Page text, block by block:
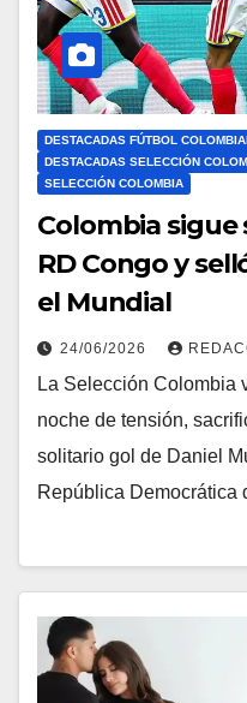
DESTACADAS FÚTBOL
DESTACADAS SELECCIÓN
SELECCIÓN COLOMBIA
Colombia
RD Congo y
el Mundial
24/06/2026
La Selección Colombia
noche de tensión,
solitario gol de Daniel
República